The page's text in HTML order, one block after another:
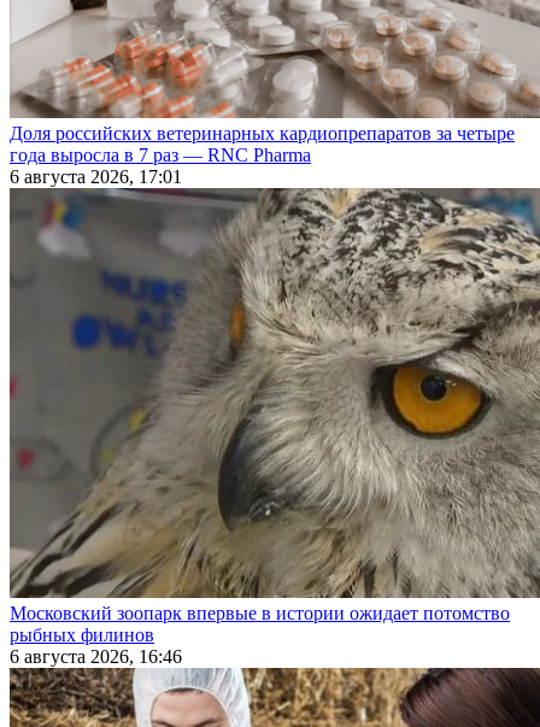
Доля российских ветеринарных кардиопрепаратов за четыре
года выросла в 7 раз — RNC Pharma
6 августа 2026, 17:01
Московский зоопарк впервые в истории ожидает потомство
рыбных филинов
6 августа 2026, 16:46